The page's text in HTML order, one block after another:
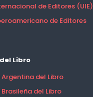
de Editores (UIE)
de Editores
Libro
del Libro
del Libro